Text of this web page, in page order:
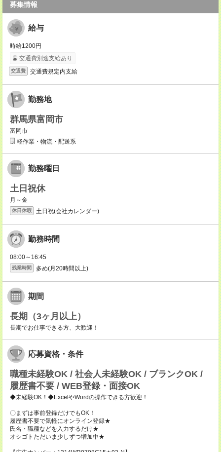
募集情報
給与
時給1200円
交通費別途支給あり
交通費 交通費規定内支給
勤務地
群馬県富岡市
富岡市
軽作業・物流・配送系
勤務曜日
土日祝休
月～金
休日休暇 土日祝(会社カレンダー)
勤務時間
08:00～16:45
残業時間 多め(月20時間以上)
期間
長期（3ヶ月以上）
長期でお仕事できる方、大歓迎！
応募資格・条件
職種未経験OK / 社会人未経験OK / ブランクOK /
履歴書不要 / WEB登録・面接OK
◆未経験OK！◆ExcelやWordの操作できる方歓迎！
〇まずは事前登録だけでもOK！
履歴書不要で気軽にオンライン登録★
氏名・職種などを入力するだけ★
オシゴトただいま少しずつ増加中★